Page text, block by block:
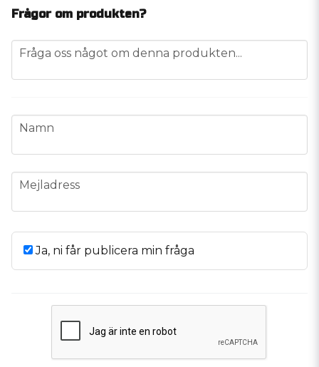
Frågor om produkten?
question
Fråga oss något om denna produkten...
name
Namn
email
Mejladress
Ja, ni får publicera min fråga